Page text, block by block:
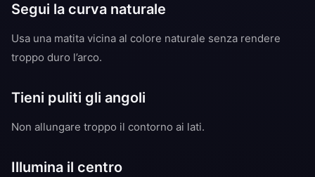
Segui la curva naturale
Usa una matita vicina al colore naturale senza rendere
troppo duro l’arco.
Tieni puliti gli angoli
Non allungare troppo il contorno ai lati.
Illumina il centro